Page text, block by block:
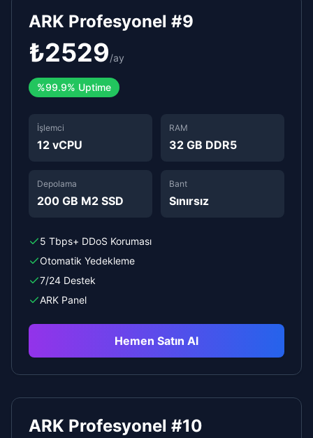
ARK Profesyonel #9
₺2529/ay
%99.9% Uptime
İşlemci
12 vCPU
RAM
32 GB DDR5
Depolama
200 GB M2 SSD
Bant
Sınırsız
5 Tbps+ DDoS Koruması
Otomatik Yedekleme
7/24 Destek
ARK Panel
Hemen Satın Al
ARK Profesyonel #10